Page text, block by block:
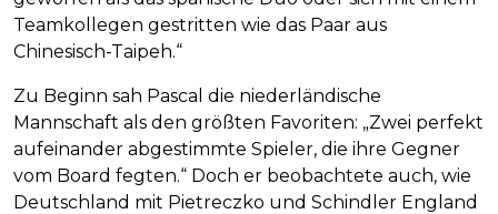
Teamkollegen gestritten wie das Paar aus
Chinesisch-Taipeh.“
Zu Beginn sah Pascal die niederländische
Mannschaft als den größten Favoriten: „Zwei perfekt
aufeinander abgestimmte Spieler, die ihre Gegner
vom Board fegten.“ Doch er beobachtete auch, wie
Deutschland mit Pietreczko und Schindler England